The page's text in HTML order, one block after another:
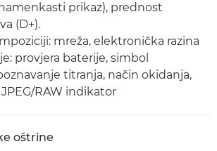
prikaz), prednost
(D+).
mreža, elektronička razina
provjera baterije, simbol
titranja, način okidanja,
RAW indikator
oštrine